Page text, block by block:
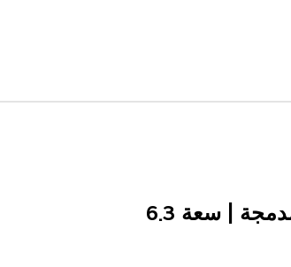
5 شعلات مع مقلاة هوائية مدمجة | سعة 6.3